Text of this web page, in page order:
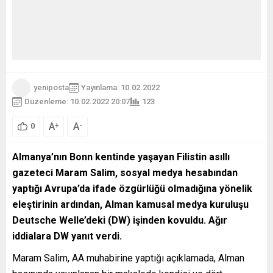
yeniposta
Yayınlama: 10.02.2022
Düzenleme: 10.02.2022 20:07
123
0 A+ A-
Almanya’nın Bonn kentinde yaşayan Filistin asıllı
gazeteci Maram Salim, sosyal medya hesabından
yaptığı Avrupa’da ifade özgürlüğü olmadığına yönelik
eleştirinin ardından, Alman kamusal medya kuruluşu
Deutsche Welle’deki (DW) işinden kovuldu. Ağır
iddialara DW yanıt verdi.
Maram Salim, AA muhabirine yaptığı açıklamada, Alman